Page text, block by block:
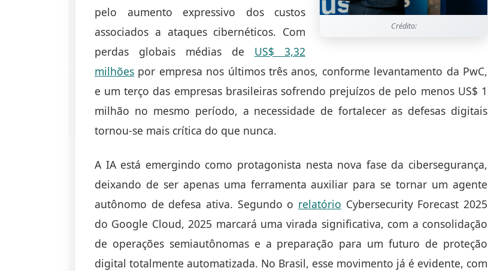
Crédito:
pelo aumento expressivo dos custos
associados a ataques cibernéticos. Com
perdas globais médias de US$ 3,32
milhões por empresa nos últimos três anos, conforme levantamento da PwC,
e um terço das empresas brasileiras sofrendo prejuízos de pelo menos US$ 1
milhão no mesmo período, a necessidade de fortalecer as defesas digitais
tornou-se mais crítica do que nunca.
A IA está emergindo como protagonista nesta nova fase da cibersegurança,
deixando de ser apenas uma ferramenta auxiliar para se tornar um agente
autônomo de defesa ativa. Segundo o relatório Cybersecurity Forecast 2025
do Google Cloud, 2025 marcará uma virada significativa, com a consolidação
de operações semiautônomas e a preparação para um futuro de proteção
digital totalmente automatizada. No Brasil, esse movimento já é evidente, com